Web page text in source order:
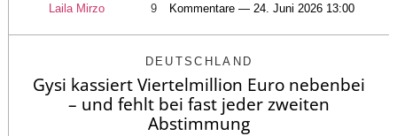
Laila Mirzo 9 Kommentare — 24. Juni 2026 13:00
DEUTSCHLAND
Gysi kassiert Viertelmillion Euro nebenbei
– und fehlt bei fast jeder zweiten
Abstimmung